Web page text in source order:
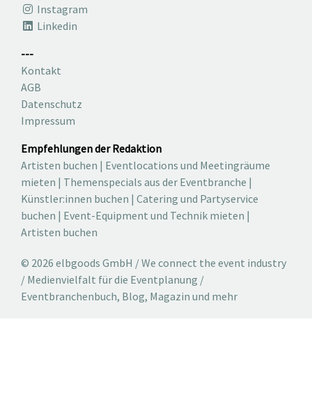
Instagram
Linkedin
---
Kontakt
AGB
Datenschutz
Impressum
Empfehlungen der Redaktion
Artisten buchen | Eventlocations und Meetingräume
mieten | Themenspecials aus der Eventbranche |
Künstler:innen buchen | Catering und Partyservice
buchen | Event-Equipment und Technik mieten |
Artisten buchen
© 2026 elbgoods GmbH / We connect the event industry
/ Medienvielfalt für die Eventplanung /
Eventbranchenbuch, Blog, Magazin und mehr